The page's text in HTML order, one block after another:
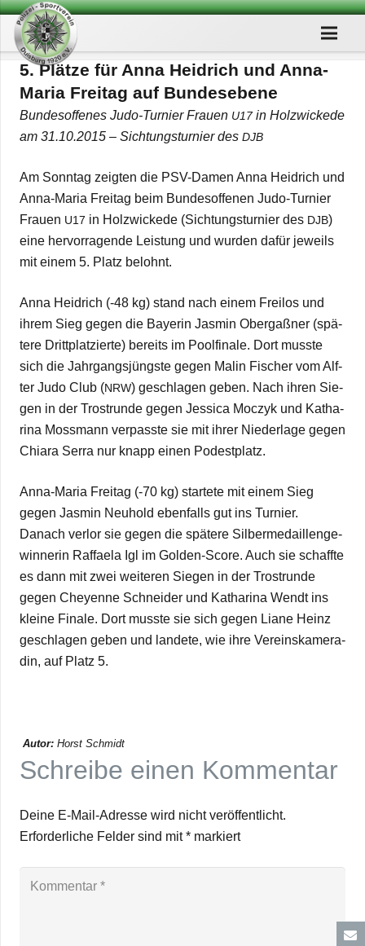
5. Plätze für Anna Heid­rich und Anna-
Maria Frei­tag auf Bun­des­ebene
Bun­desof­fe­nes Judo-Tur­nier Frauen U17in Holzwi­ckede
am 31.10.2015 – Sich­tungs­tur­nier des DJB
Am Sonn­tag zeig­ten die PSV-Damen Anna Heid­rich und
Anna-Maria Frei­tag beim Bun­desof­fe­nen Judo-Tur­nier
Frauen U17 in Holzwi­ckede (Sich­tungs­tur­nier des DJB)
eine her­vor­ra­gende Leis­tung und wur­den dafür jeweils
mit einem 5. Platz belohnt.
Anna Heid­rich (-48 kg) stand nach einem Frei­los und
ihrem Sieg gegen die Baye­rin Jas­min Ober­gaß­ner (spä­
tere Dritt­plat­zierte) bereits im Pool­fi­nale. Dort musste
sich die Jahr­gangs­jüngste gegen Malin Fischer vom Alf­
ter Judo Club (NRW) geschla­gen geben. Nach ihren Sie­
gen in der Trost­runde gegen Jes­sica Moc­zyk und Katha­
rina Moss­mann ver­passte sie mit ihrer Nie­der­lage gegen
Chiara Serra nur knapp einen Podestplatz.
Anna-Maria Frei­tag (-70 kg) star­tete mit einem Sieg
gegen Jas­min Neu­hold eben­falls gut ins Tur­nier.
Danach ver­lor sie gegen die spä­tere Sil­ber­me­dail­len­ge­
win­ne­rin Raf­faela Igl im Gol­den-Score. Auch sie schaffte
es dann mit zwei wei­te­ren Sie­gen in der Trost­runde
gegen Che­yenne Schnei­der und Katha­rina Wendt ins
kleine Finale. Dort musste sie sich gegen Liane Heinz
geschla­gen geben und lan­dete, wie ihre Ver­eins­ka­me­ra­
din, auf Platz 5.
Autor: Horst Schmidt
Schreibe einen Kommentar
Deine E-Mail-Adresse wird nicht veröffentlicht.
Erforderliche Felder sind mit* markiert